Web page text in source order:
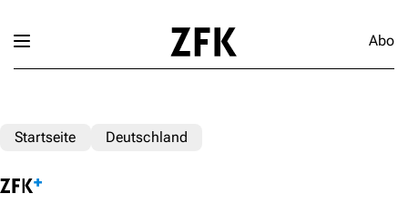
Abo
Startseite Deutschland